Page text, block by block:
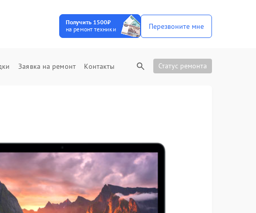
Получить 1500₽
на ремонт техники
Перезвоните мне
Заявка на ремонт Контакты Статус ремонта